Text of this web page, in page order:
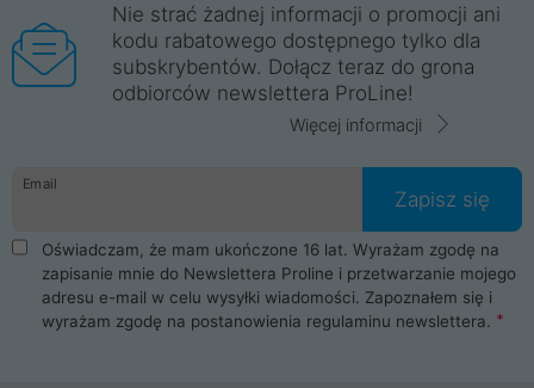
Nie strać żadnej informacji o promocji ani
kodu rabatowego dostępnego tylko dla
subskrybentów. Dołącz teraz do grona
odbiorców newslettera ProLine!
Więcej informacji
Email
Zapisz się
Oświadczam, że mam ukończone 16 lat. Wyrażam zgodę na
zapisanie mnie do Newslettera Proline i przetwarzanie mojego
adresu e-mail w celu wysyłki wiadomości. Zapoznałem się i
wyrażam zgodę na postanowienia regulaminu newslettera.